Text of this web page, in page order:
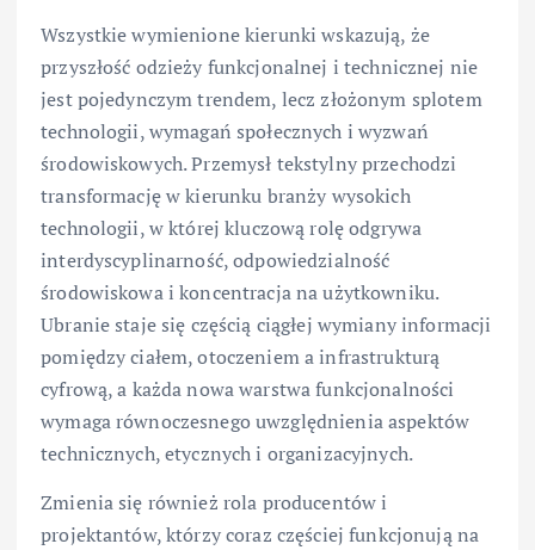
Wszystkie wymienione kierunki wskazują, że
przyszłość odzieży funkcjonalnej i technicznej nie
jest pojedynczym trendem, lecz złożonym splotem
technologii, wymagań społecznych i wyzwań
środowiskowych. Przemysł tekstylny przechodzi
transformację w kierunku branży wysokich
technologii, w której kluczową rolę odgrywa
interdyscyplinarność, odpowiedzialność
środowiskowa i koncentracja na użytkowniku.
Ubranie staje się częścią ciągłej wymiany informacji
pomiędzy ciałem, otoczeniem a infrastrukturą
cyfrową, a każda nowa warstwa funkcjonalności
wymaga równoczesnego uwzględnienia aspektów
technicznych, etycznych i organizacyjnych.
Zmienia się również rola producentów i
projektantów, którzy coraz częściej funkcjonują na